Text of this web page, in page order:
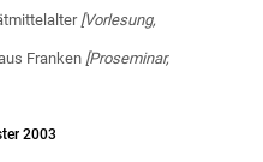
[Vorlesung,
Franken [Proseminar,
2003